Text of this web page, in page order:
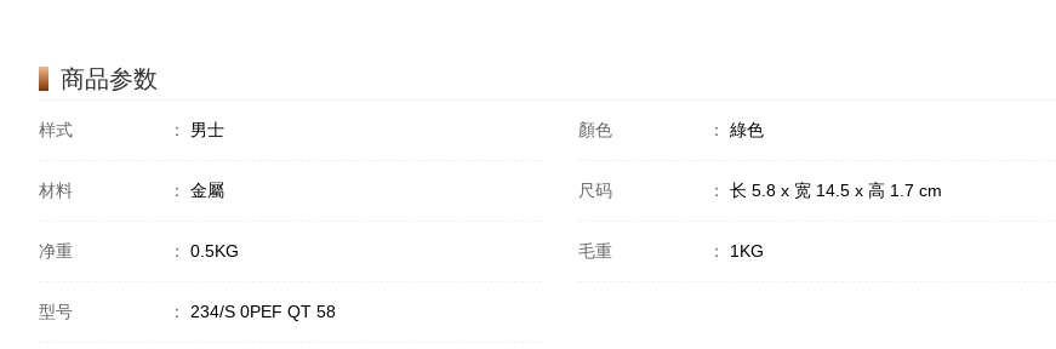
商品参数
样式 ： 男士 顏色 ： 綠色
材料 ： 金屬 尺码 ： 长 5.8 x 宽 14.5 x 高 1.7 cm
净重 ： 0.5KG 毛重 ： 1KG
型号 ： 234/S 0PEF QT 58